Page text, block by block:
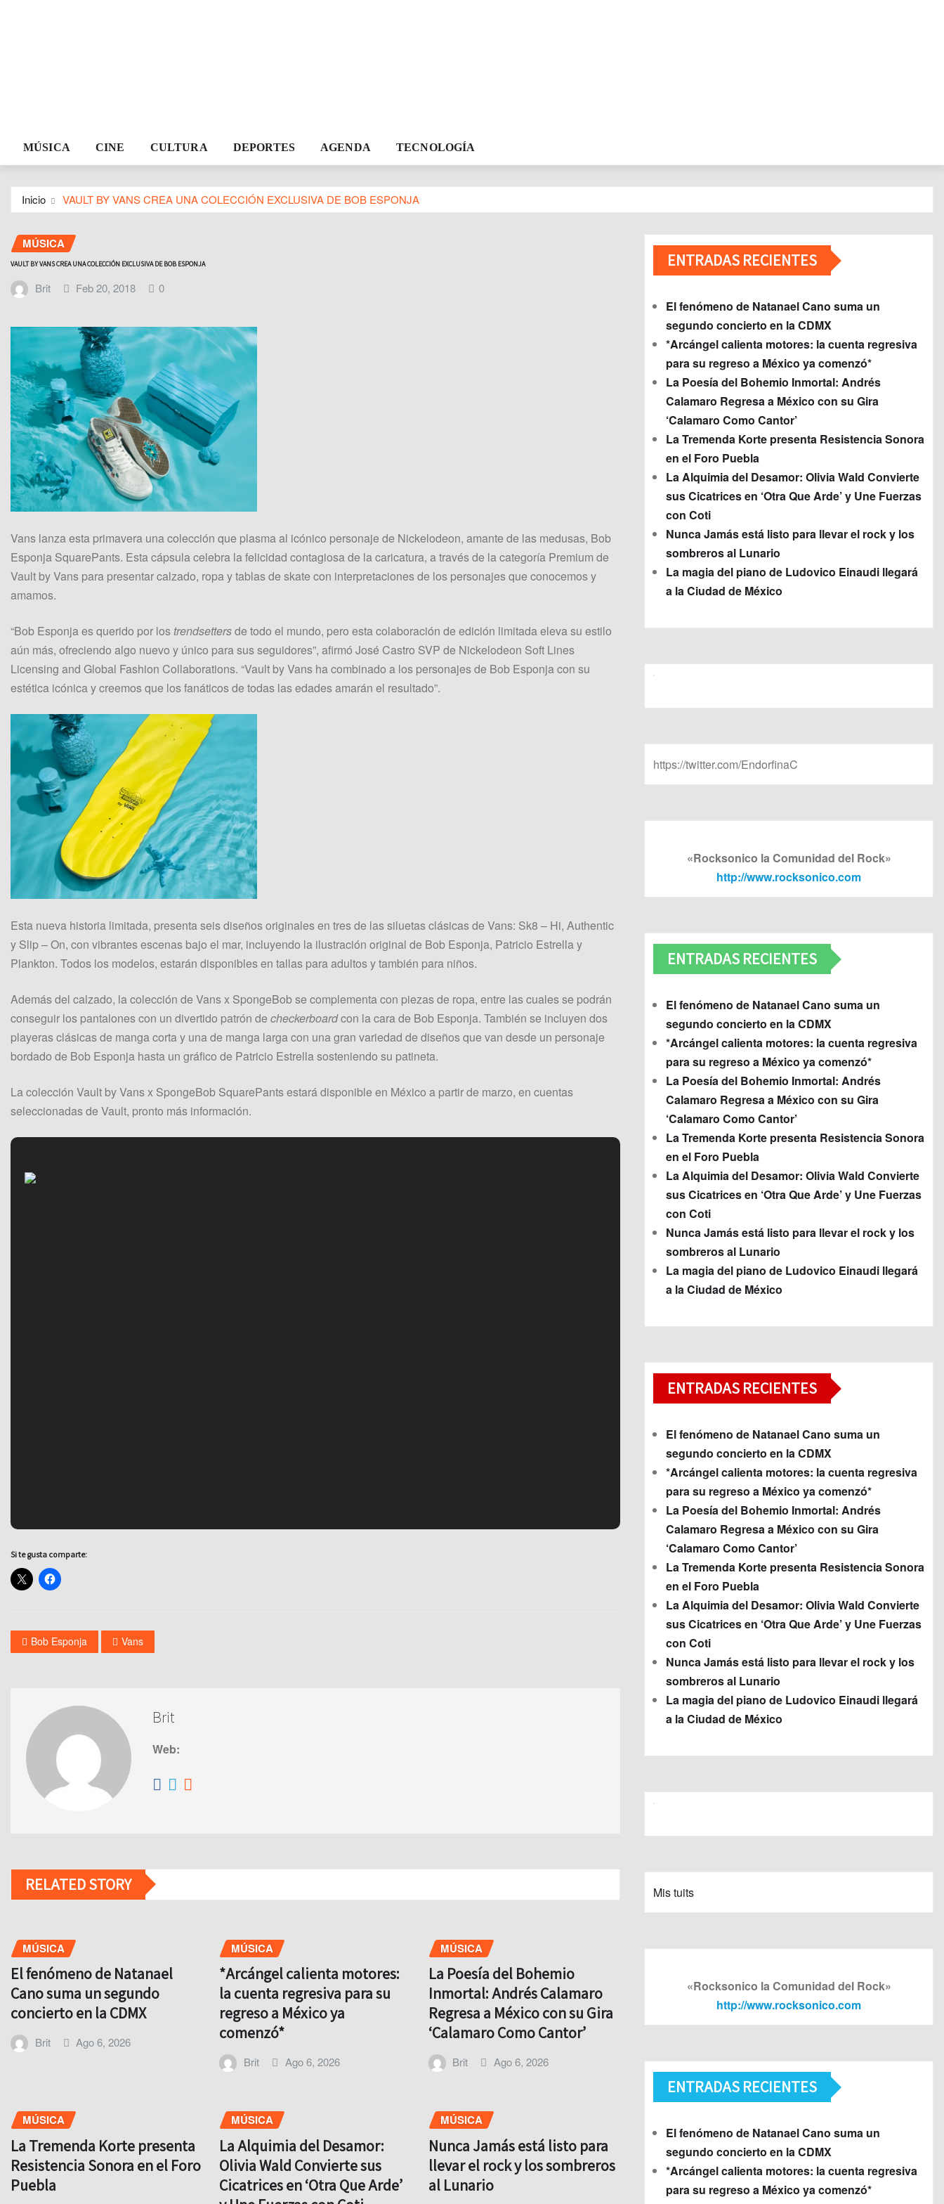
MÚSICA CINE CULTURA DEPORTES AGENDA TECNOLOGÍA
Inicio VAULT BY VANS CREA UNA COLECCIÓN EXCLUSIVA DE BOB ESPONJA
MÚSICA
VAULT BY VANS CREA UNA COLECCIÓN EXCLUSIVA DE BOB ESPONJA
Brit Feb 20, 2018 0
Vans lanza esta primavera una colección que plasma al icónico personaje de Nickelodeon, amante de las medusas, Bob
Esponja SquarePants. Esta cápsula celebra la felicidad contagiosa de la caricatura, a través de la categoría Premium de
Vault by Vans para presentar calzado, ropa y tablas de skate con interpretaciones de los personajes que conocemos y
amamos.
“Bob Esponja es querido por los trendsettersde todo el mundo, pero esta colaboración de edición limitada eleva su estilo
aún más, ofreciendo algo nuevo y único para sus seguidores”, afirmó José Castro SVP de Nickelodeon Soft Lines
Licensing and Global Fashion Collaborations. “Vault by Vans ha combinado a los personajes de Bob Esponja con su
estética icónica y creemos que los fanáticos de todas las edades amarán el resultado”.
Esta nueva historia limitada, presenta seis diseños originales en tres de las siluetas clásicas de Vans: Sk8 – Hi, Authentic
y Slip – On, con vibrantes escenas bajo el mar, incluyendo la ilustración original de Bob Esponja, Patricio Estrella y
Plankton. Todos los modelos, estarán disponibles en tallas para adultos y también para niños.
Además del calzado, la colección de Vans x SpongeBob se complementa con piezas de ropa, entre las cuales se podrán
conseguir los pantalones con un divertido patrón de checkerboardcon la cara de Bob Esponja. También se incluyen dos
playeras clásicas de manga corta y una de manga larga con una gran variedad de diseños que van desde un personaje
bordado de Bob Esponja hasta un gráfico de Patricio Estrella sosteniendo su patineta.
La colección Vault by Vans x SpongeBob SquarePants estará disponible en México a partir de marzo, en cuentas
seleccionadas de Vault, pronto más información.
Si te gusta comparte:
Bob Esponja Vans
Brit
Web:
RELATED STORY
MÚSICA
El fenómeno de Natanael
Cano suma un segundo
concierto en la CDMX
Brit Ago 6, 2026
MÚSICA
*Arcángel calienta motores:
la cuenta regresiva para su
regreso a México ya
comenzó*
Brit Ago 6, 2026
MÚSICA
La Poesía del Bohemio
Inmortal: Andrés Calamaro
Regresa a México con su Gira
‘Calamaro Como Cantor’
Brit Ago 6, 2026
MÚSICA
La Tremenda Korte presenta
Resistencia Sonora en el Foro
Puebla
MÚSICA
La Alquimia del Desamor:
Olivia Wald Convierte sus
Cicatrices en ‘Otra Que Arde’
MÚSICA
Nunca Jamás está listo para
llevar el rock y los sombreros
al Lunario
ENTRADAS RECIENTES
El fenómeno de Natanael Cano suma un
segundo concierto en la CDMX
*Arcángel calienta motores: la cuenta regresiva
para su regreso a México ya comenzó*
La Poesía del Bohemio Inmortal: Andrés
Calamaro Regresa a México con su Gira
‘Calamaro Como Cantor’
La Tremenda Korte presenta Resistencia Sonora
en el Foro Puebla
La Alquimia del Desamor: Olivia Wald Convierte
sus Cicatrices en ‘Otra Que Arde’ y Une Fuerzas
con Coti
Nunca Jamás está listo para llevar el rock y los
sombreros al Lunario
La magia del piano de Ludovico Einaudi llegará
a la Ciudad de México
https://twitter.com/EndorfinaC
«Rocksonico la Comunidad del Rock»
http://www.rocksonico.com
ENTRADAS RECIENTES
El fenómeno de Natanael Cano suma un
segundo concierto en la CDMX
*Arcángel calienta motores: la cuenta regresiva
para su regreso a México ya comenzó*
La Poesía del Bohemio Inmortal: Andrés
Calamaro Regresa a México con su Gira
‘Calamaro Como Cantor’
La Tremenda Korte presenta Resistencia Sonora
en el Foro Puebla
La Alquimia del Desamor: Olivia Wald Convierte
sus Cicatrices en ‘Otra Que Arde’ y Une Fuerzas
con Coti
Nunca Jamás está listo para llevar el rock y los
sombreros al Lunario
La magia del piano de Ludovico Einaudi llegará
a la Ciudad de México
ENTRADAS RECIENTES
El fenómeno de Natanael Cano suma un
segundo concierto en la CDMX
*Arcángel calienta motores: la cuenta regresiva
para su regreso a México ya comenzó*
La Poesía del Bohemio Inmortal: Andrés
Calamaro Regresa a México con su Gira
‘Calamaro Como Cantor’
La Tremenda Korte presenta Resistencia Sonora
en el Foro Puebla
La Alquimia del Desamor: Olivia Wald Convierte
sus Cicatrices en ‘Otra Que Arde’ y Une Fuerzas
con Coti
Nunca Jamás está listo para llevar el rock y los
sombreros al Lunario
La magia del piano de Ludovico Einaudi llegará
a la Ciudad de México
Mis tuits
«Rocksonico la Comunidad del Rock»
http://www.rocksonico.com
ENTRADAS RECIENTES
El fenómeno de Natanael Cano suma un
segundo concierto en la CDMX
*Arcángel calienta motores: la cuenta regresiva
para su regreso a México ya comenzó*